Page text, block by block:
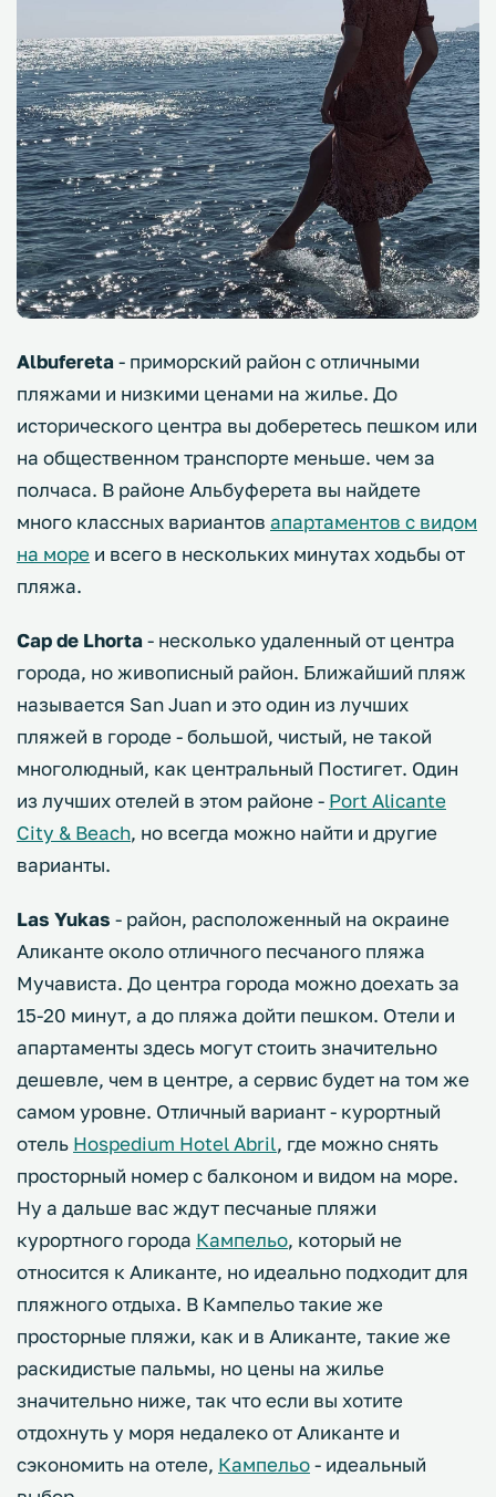
Albufereta- приморский район с отличными
пляжами и низкими ценами на жилье. До
исторического центра вы доберетесь пешком или
на общественном транспорте меньше. чем за
полчаса. В районе Альбуферета вы найдете
много классных вариантов апартаментов с видом
на море и всего в нескольких минутах ходьбы от
пляжа.
Cap de Lhorta- несколько удаленный от центра
города, но живописный район. Ближайший пляж
называется San Juan и это один из лучших
пляжей в городе - большой, чистый, не такой
многолюдный, как центральный Постигет. Один
из лучших отелей в этом районе - Port Alicante
City & Beach, но всегда можно найти и другие
варианты.
Las Yukas - район, расположенный на окраине
Аликанте около отличного песчаного пляжа
Мучависта. До центра города можно доехать за
15-20 минут, а до пляжа дойти пешком. Отели и
апартаменты здесь могут стоить значительно
дешевле, чем в центре, а сервис будет на том же
самом уровне. Отличный вариант - курортный
отель Hospedium Hotel Abril, где можно снять
просторный номер с балконом и видом на море.
Ну а дальше вас ждут песчаные пляжи
курортного города Кампельо, который не
относится к Аликанте, но идеально подходит для
пляжного отдыха. В Кампельо такие же
просторные пляжи, как и в Аликанте, такие же
раскидистые пальмы, но цены на жилье
значительно ниже, так что если вы хотите
отдохнуть у моря недалеко от Аликанте и
сэкономить на отеле, Кампельо- идеальный